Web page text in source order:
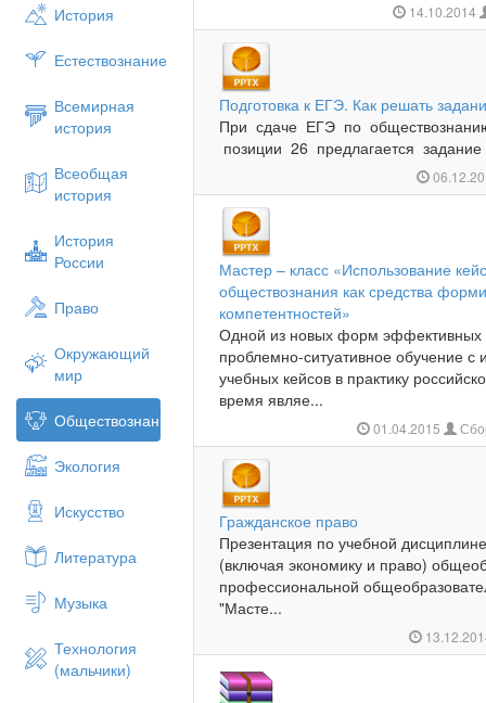
История
Естествознание
Всемирная
история
Всеобщая
история
История
России
Право
Окружающий
мир
Обществознание
Экология
Искусство
Литература
Музыка
Технология
(мальчики)
14.10.2014
Подготовка к ЕГЭ. Как решать
При сдаче ЕГЭ по
позиции 26 предлагается
Мастер – класс «Использование
обществознания как средства
компетентностей»
Одной из новых форм эффективных
проблемно-ситуативное обучение
учебных кейсов в практику
время являе...
01.04.2015
Гражданское право
Презентация по учебной
(включая экономику и право)
профессиональной
"Масте...